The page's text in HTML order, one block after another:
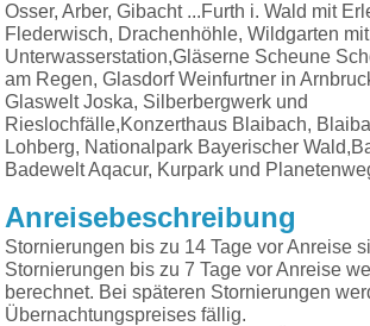
Osser, Arber, Gibacht ...Furth i. Wald mit
Flederwisch, Drachenhöhle, Wildgarten mit
Unterwasserstation,Gläserne Scheune
am Regen, Glasdorf Weinfurtner in
Glaswelt Joska, Silberbergwerk und
Rieslochfälle,Konzerthaus Blaibach,
Lohberg, Nationalpark Bayerischer
Badewelt Aqacur, Kurpark und
Anreisebeschreibung
Stornierungen bis zu 14 Tage vor Anreise
Stornierungen bis zu 7 Tage vor Anreise
berechnet. Bei späteren Stornierungen
Übernachtungspreises fällig.